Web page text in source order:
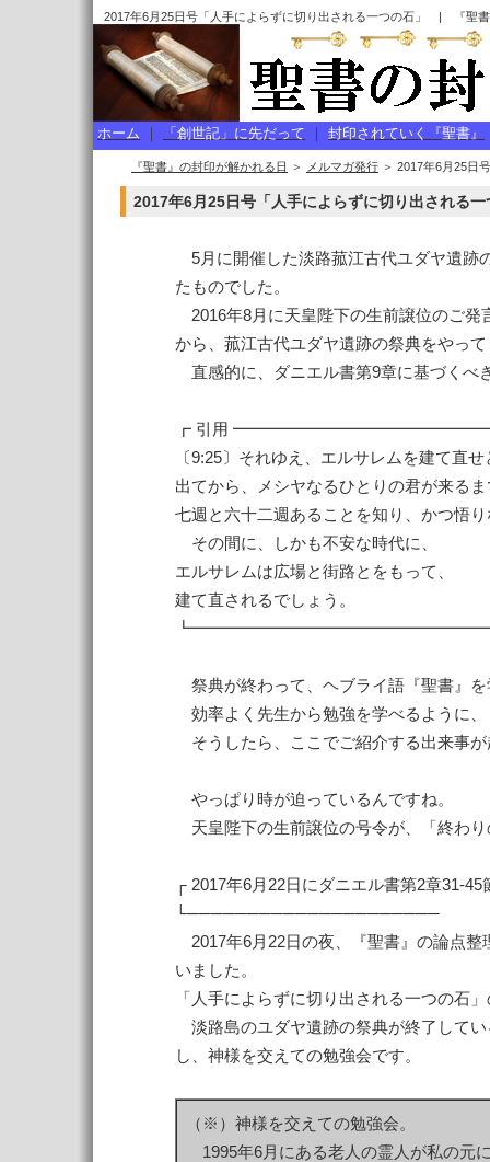
2017年6月25日号「人手によらずに切り出される一つの石」 | 『聖
2017年6月25日号「人手によらずに切り出される一
5月に開催した淡路菰江古代ユダヤ遺跡
たものでした。
2016年8月に天皇陛下の生前譲位のご発
から、菰江古代ユダヤ遺跡の祭典をやっ
直感的に、ダニエル書第9章に基づくべ
┏ 引用
〔9:25〕それゆえ、エルサレムを建て直
出てから、メシヤなるひとりの君が来る
七週と六十二週あることを知り、かつ悟
その間に、しかも不安な時代に、
エルサレムは広場と街路とをもって、
建て直されるでしょう。
┗━━━━━━━━━━━━━━━━━━━
祭典が終わって、ヘブライ語『聖書』
効率よく先生から勉強を学べるように
そうしたら、ここでご紹介する出来事が
やっぱり時が迫っているんですね。
天皇陛下の生前譲位の号令が、「終わ
┌ 2017年6月22日にダニエル書第2章31-45
└─────────────────────
2017年6月22日の夜、『聖書』の論点整
いました。
「人手によらずに切り出される一つの石
淡路島のユダヤ遺跡の祭典が終了して
し、神様を交えての勉強会です。
（※）神様を交えての勉強会。
1995年6月にある老人の霊人が私の元
ホーム ｜ 「創世記」に先だって ｜ 封印されていく『聖書』
『聖書』の封印が解かれる日 ＞ メルマガ発行 ＞ 2017年6月25日